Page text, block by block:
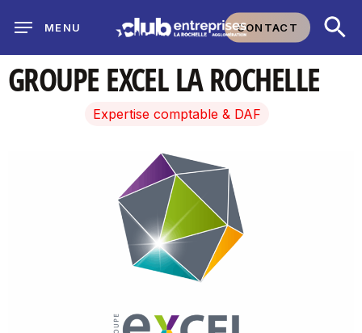
main
content
CONTACT
MENU
GROUPE EXCEL LA ROCHELLE
Expertise comptable & DAF